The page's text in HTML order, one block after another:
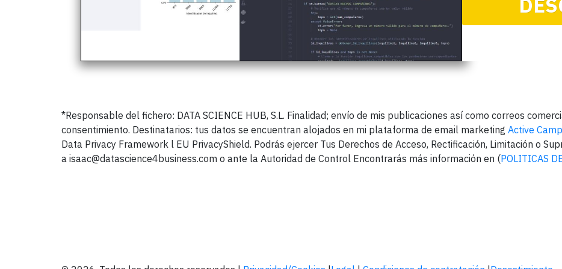
*Responsable del fichero: DATA SCIENCE HUB, S.L. Finalidad; envío de mis publicaciones así como correos
consentimiento. Destinatarios: tus datos se encuentran alojados en mi plataforma de email marketing Active
Data Privacy Framework l EU PrivacyShield. Podrás ejercer Tus Derechos de Acceso, Rectificación, Limitación o
a isaac@datascience4business.com o ante la Autoridad de Control Encontrarás más información en (POLITICAS